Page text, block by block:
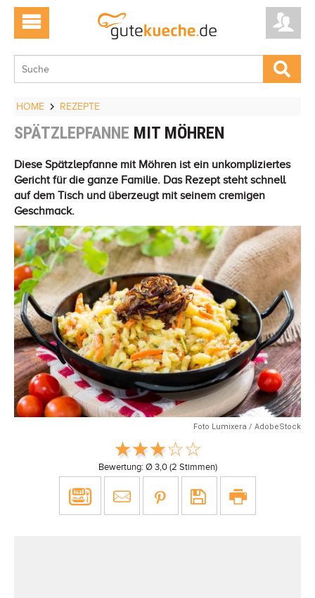
HOME REZEPTE
SPÄTZLEPFANNE MIT MÖHREN
Diese Spätzlepfanne mit Möhren ist ein unkompliziertes
Gericht für die ganze Familie. Das Rezept steht schnell
auf dem Tisch und überzeugt mit seinem cremigen
Geschmack.
Foto Lumixera / AdobeStock
Bewertung: Ø 3,0(2 Stimmen)